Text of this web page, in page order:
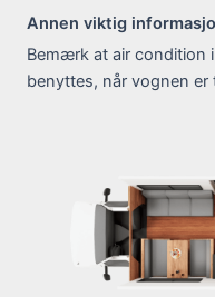
Annen viktig
Bemærk at air condition
benyttes, når vognen